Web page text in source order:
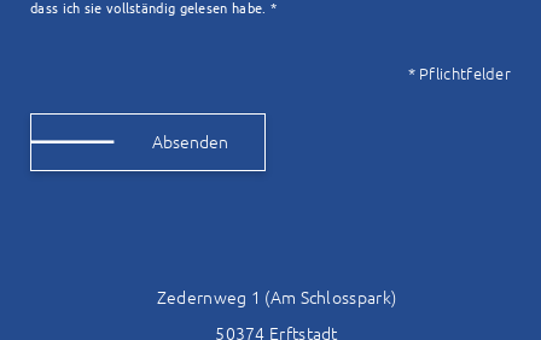
dass ich sie vollständig gelesen habe. *
* Pflichtfelder
Zedernweg 1 (Am Schlosspark)
50374 Erftstadt